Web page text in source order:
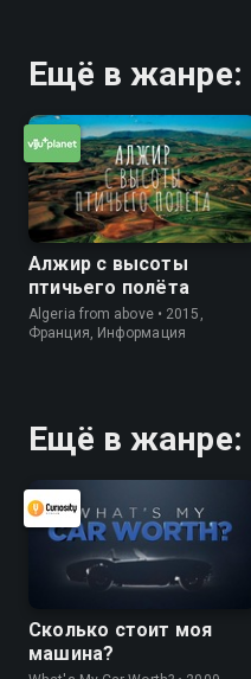
Ещё в
Алжир с высоты
птичьего полёта
Algeria from above • 2015,
Франция, Информация
Ещё в
Сколько стоит моя
машина?